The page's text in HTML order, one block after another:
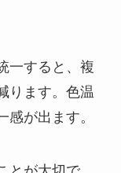
一すると、複
ります。色温
が出ます。